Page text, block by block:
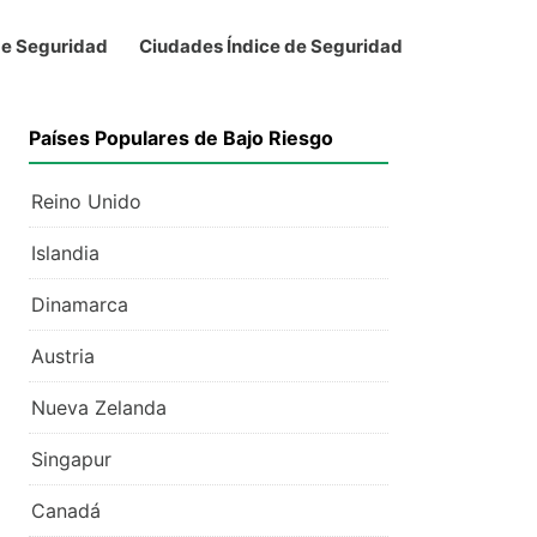
Seguridad Ciudades Índice de Seguridad
Países Populares de Bajo Riesgo
Reino Unido
Islandia
Dinamarca
Austria
Nueva Zelanda
Singapur
Canadá